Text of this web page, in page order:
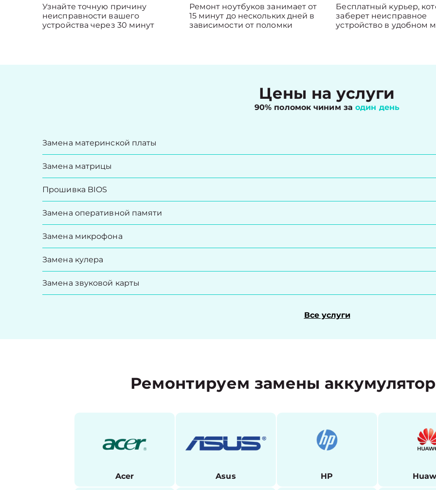
Узнайте точную причину
неисправности вашего
устройства через 30 минут
Ремонт ноутбуков занимает от
15 минут до нескольких дней в
зависимости от поломки
Бесплатный курьер,
заберет неисправное
устройство в удобном
Цены на услуги
90% поломок чиним заодин день
Замена материнской платы
Замена матрицы
Прошивка BIOS
Замена оперативной памяти
Замена микрофона
Замена кулера
Замена звуковой карты
Все услуги
Ремонтируем замены
Acer Asus HP